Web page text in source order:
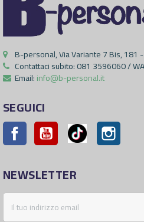
B-personal, Via Variante 7 Bis, 181
Contattaci subito:081 3596060 /
Email:info@b-personal.it
SEGUICI
Facebook YouTube Pinterest
NEWSLETTER